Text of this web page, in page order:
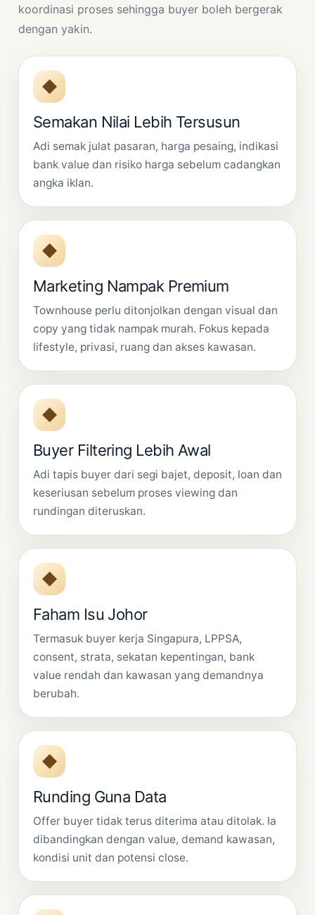
koordinasi proses sehingga buyer boleh bergerak
dengan yakin.
◆
Semakan Nilai Lebih Tersusun
Adi semak julat pasaran, harga pesaing, indikasi
bank value dan risiko harga sebelum cadangkan
angka iklan.
◆
Marketing Nampak Premium
Townhouse perlu ditonjolkan dengan visual dan
copy yang tidak nampak murah. Fokus kepada
lifestyle, privasi, ruang dan akses kawasan.
◆
Buyer Filtering Lebih Awal
Adi tapis buyer dari segi bajet, deposit, loan dan
keseriusan sebelum proses viewing dan
rundingan diteruskan.
◆
Faham Isu Johor
Termasuk buyer kerja Singapura, LPPSA,
consent, strata, sekatan kepentingan, bank
value rendah dan kawasan yang demandnya
berubah.
◆
Runding Guna Data
Offer buyer tidak terus diterima atau ditolak. Ia
dibandingkan dengan value, demand kawasan,
kondisi unit dan potensi close.